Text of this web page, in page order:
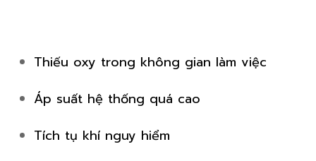
Thiếu oxy trong không gian làm việc
Áp suất hệ thống quá cao
Tích tụ khí nguy hiểm